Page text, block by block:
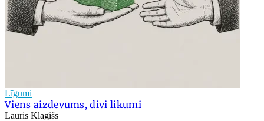
Līgumi
Viens aizdevums, divi likumi
Lauris Klagišs